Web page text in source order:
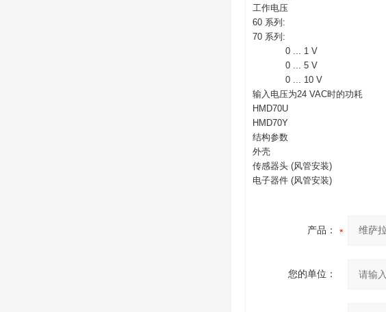
工作电压
60 系列:
70 系列:
0 ... 1 V
0 ... 5 V
0 ... 10 V
输入电压为24 VAC时的功耗
HMD70U
HMD70Y
结构参数
外壳
传感器头 (风管安装)
电子器件 (风管安装)
产品：
您的单位：